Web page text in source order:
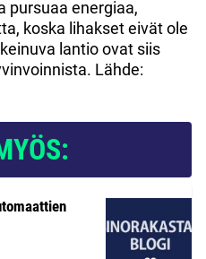
pursuaa energiaa,
koska lihakset eivät ole
lantio ovat siis
Lähde: